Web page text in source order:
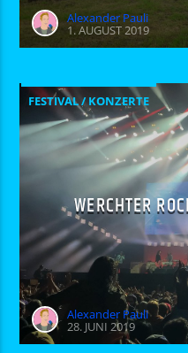
Alexander Pauli
1. AUGUST 2019
FESTIVAL / KONZERTE
WERCHTER
Alexander Pauli
28. JUNI 2019